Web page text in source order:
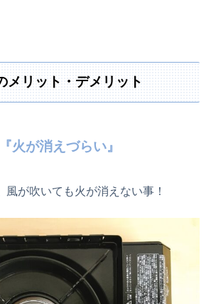
メリット・デメリット
火が消えづらい』
風が吹いても火が消えない事！